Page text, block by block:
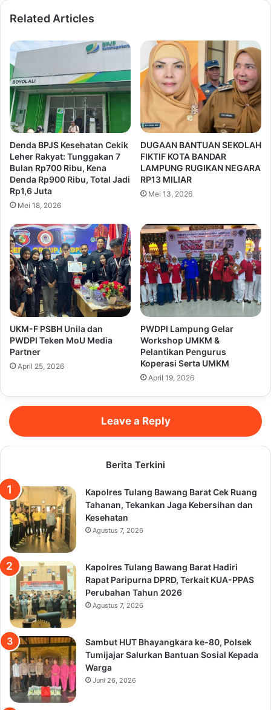
Related Articles
Denda BPJS Kesehatan Cekik
Leher Rakyat: Tunggakan 7
Bulan Rp700 Ribu, Kena
Denda Rp900 Ribu, Total Jadi
Rp1,6 Juta
Mei 18, 2026
DUGAAN BANTUAN SEKOLAH
FIKTIF KOTA BANDAR
LAMPUNG RUGIKAN NEGARA
RP13 MILIAR
Mei 13, 2026
UKM-F PSBH Unila dan
PWDPI Teken MoU Media
Partner
April 25, 2026
PWDPI Lampung Gelar
Workshop UMKM &
Pelantikan Pengurus
Koperasi Serta UMKM
April 19, 2026
Leave a Reply
Berita Terkini
Kapolres Tulang Bawang Barat Cek Ruang
Tahanan, Tekankan Jaga Kebersihan dan
Kesehatan
Agustus 7, 2026
Kapolres Tulang Bawang Barat Hadiri
Rapat Paripurna DPRD, Terkait KUA-PPAS
Perubahan Tahun 2026
Agustus 7, 2026
Sambut HUT Bhayangkara ke-80, Polsek
Tumijajar Salurkan Bantuan Sosial Kepada
Warga
Juni 26, 2026